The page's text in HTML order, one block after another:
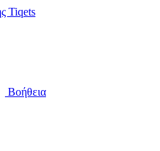
Βοήθεια